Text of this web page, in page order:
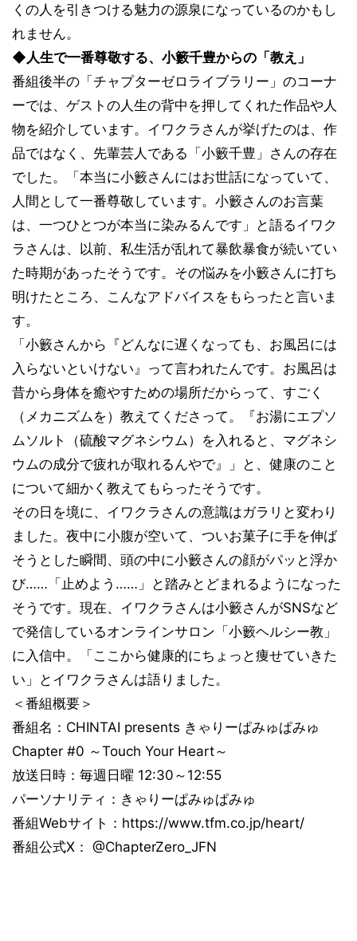
くの人を引きつける魅力の源泉になっているのかもし
れません。
◆人生で一番尊敬する、小籔千豊からの「教え」
番組後半の「チャプターゼロライブラリー」のコーナ
ーでは、ゲストの人生の背中を押してくれた作品や人
物を紹介しています。イワクラさんが挙げたのは、作
品ではなく、先輩芸人である「小籔千豊」さんの存在
でした。「本当に小籔さんにはお世話になっていて、
人間として一番尊敬しています。小籔さんのお言葉
は、一つひとつが本当に染みるんです」と語るイワク
ラさんは、以前、私生活が乱れて暴飲暴食が続いてい
た時期があったそうです。その悩みを小籔さんに打ち
明けたところ、こんなアドバイスをもらったと言いま
す。
「小籔さんから『どんなに遅くなっても、お風呂には
入らないといけない』って言われたんです。お風呂は
昔から身体を癒やすための場所だからって、すごく
（メカニズムを）教えてくださって。『お湯にエプソ
ムソルト（硫酸マグネシウム）を入れると、マグネシ
ウムの成分で疲れが取れるんやで』」と、健康のこと
について細かく教えてもらったそうです。
その日を境に、イワクラさんの意識はガラリと変わり
ました。夜中に小腹が空いて、ついお菓子に手を伸ば
そうとした瞬間、頭の中に小籔さんの顔がパッと浮か
び……「止めよう……」と踏みとどまれるようになった
そうです。現在、イワクラさんは小籔さんがSNSなど
で発信しているオンラインサロン「小籔ヘルシー教」
に入信中。「ここから健康的にちょっと痩せていきた
い」とイワクラさんは語りました。
＜番組概要＞
番組名：CHINTAI presents きゃりーぱみゅぱみゅ
Chapter #0 ～Touch Your Heart～
放送日時：毎週日曜 12:30～12:55
パーソナリティ：きゃりーぱみゅぱみゅ
番組Webサイト：https://www.tfm.co.jp/heart/
番組公式X： @ChapterZero_JFN